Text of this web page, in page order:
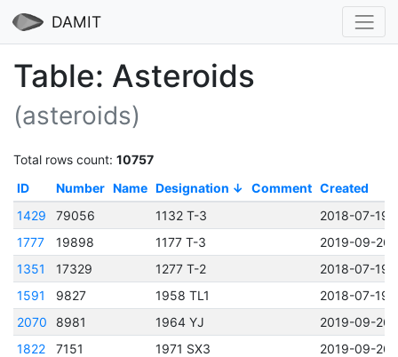
DAMIT
Table: Asteroids
(asteroids)
Total rows count: 10757
ID
Number Name Designation Comment Created
1429
79056 1132 T-3
2018-07-19
1777
19898 1177 T-3
2019-09-26
1351
17329 1277 T-2
2018-07-19
1591
9827 1958 TL1
2018-07-19
2070
8981 1964 YJ
2019-09-26
1822
7151 1971 SX3
2019-09-26